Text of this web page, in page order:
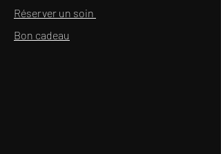
Réserver un soin
Bon cadeau